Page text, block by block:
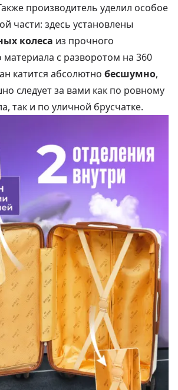
производитель уделил особое
части: здесь установлены
колеса из прочного
с разворотом на 360
катится абсолютно бесшумно,
следует за вами как по ровному
так и по уличной брусчатке.